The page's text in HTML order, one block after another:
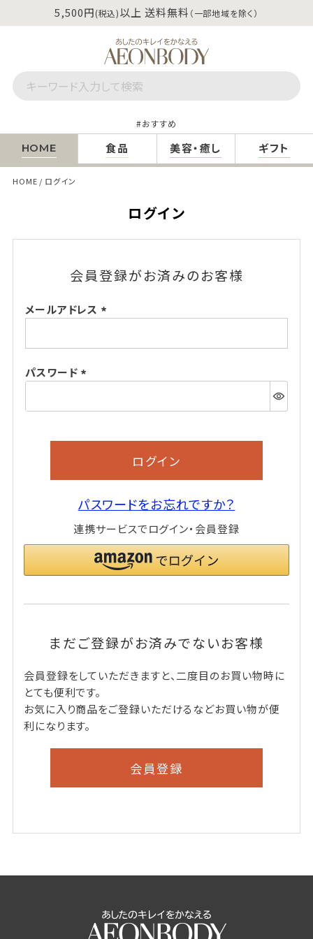
5,500円(税込)以上 送料無料 （一部地域を除く）
おすすめ
HOME 食品 美容・癒し ギフト
HOME ログイン
ログイン
会員登録がお済みのお客様
メールアドレス
須)
パスワード
須)
ログイン
パスワードをお忘れですか？
連携サービスでログイン・会員登録
まだご登録がお済みでないお客様
会員登録をしていただきますと、二度目のお買い物時に
とても便利です。
お気に入り商品をご登録いただけるなどお買い物が便
利になります。
会員登録